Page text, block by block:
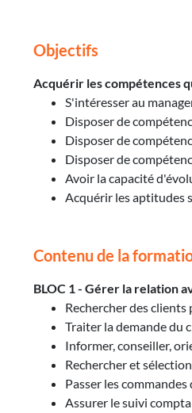
Objectifs
Acquérir les compétences
S'intéresser au
Disposer de
Disposer de
Disposer de
Avoir la capacité
Acquérir les aptitudes
Contenu de la
BLOC 1 - Gérer la relation
Rechercher des
Traiter la demande du
Informer, conseiller,
Rechercher et
Passer les
Assurer le suivi